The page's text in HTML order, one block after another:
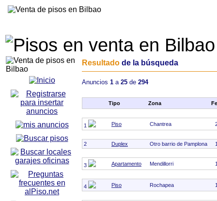
Resultado de la búsqueda
Anuncios 1 a 25 de 294
Tipo Zona
1 Piso Chantrea
2 Duplex Otro barrio de Pamplona
3 Apartamento Mendillorri
4 Piso Rochapea